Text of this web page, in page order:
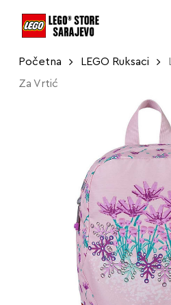
Početna LEGO Ruksaci
Za Vrtić